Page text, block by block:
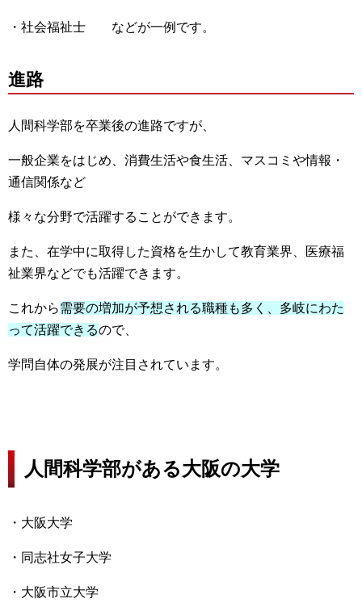
・社会福祉士 などが一例です。
進路
人間科学部を卒業後の進路ですが、
一般企業をはじめ、消費生活や食生活、マスコミや情報・
通信関係など
様々な分野で活躍することができます。
また、在学中に取得した資格を生かして教育業界、医療福
祉業界などでも活躍できます。
これから需要の増加が予想される職種も多く、多岐にわた
って活躍できるので、
学問自体の発展が注目されています。
人間科学部がある大阪の大学
・大阪大学
・同志社女子大学
・大阪市立大学